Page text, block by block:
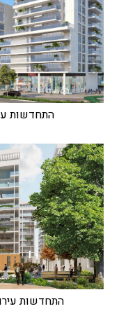
התחדשות
התחדשות